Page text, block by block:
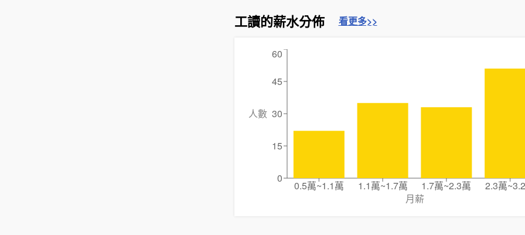
工讀的薪水分佈 看更多>>
0.5萬~1.1萬 1.1萬~1.7萬 1.7萬~2.3萬
2.3萬
月薪
0
15
30
45
60
人數